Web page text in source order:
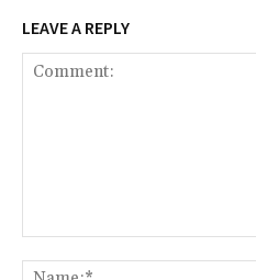
LEAVE A REPLY